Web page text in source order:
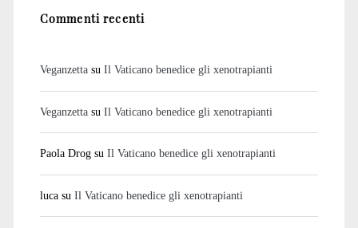
Commenti recenti
Veganzettasu Il Vaticano benedice gli xenotrapianti
Veganzettasu Il Vaticano benedice gli xenotrapianti
Paola Drogsu Il Vaticano benedice gli xenotrapianti
lucasu Il Vaticano benedice gli xenotrapianti